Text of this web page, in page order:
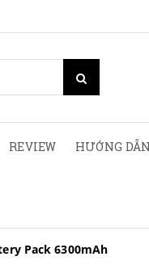
REVIEW HƯỚNG
Pack 6300mAh